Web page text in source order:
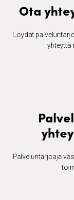
Ota
Löydät
yhteyttä
Palveluntarjoaja